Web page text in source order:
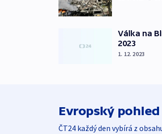
Válka na
2023
1. 12. 2023
Evropský pohled
ČT24 každý den vybírá z